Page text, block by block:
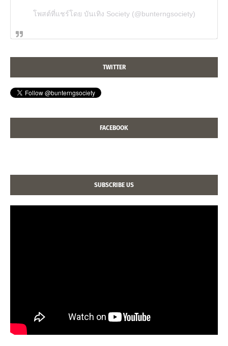
โพสต์ที่แชร์โดย บันเทิง Society (@bunterngsociety)
TWITTER
FACEBOOK
SUBSCRIBE US